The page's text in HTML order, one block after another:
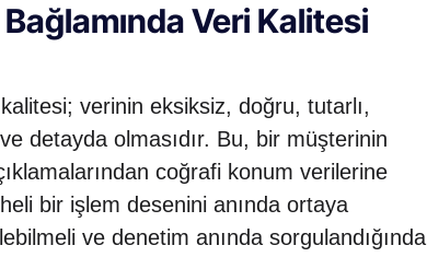
Veri Kalitesi
verinin eksiksiz, doğru, tutarlı,
detayda olmasıdır. Bu, bir müşterinin
coğrafi konum verilerine
bir işlem desenini anında ortaya
ve denetim anında sorgulandığında